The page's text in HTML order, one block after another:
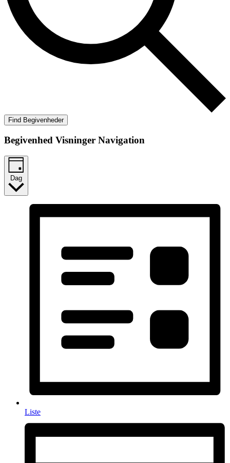
Find Begivenheder
Begivenhed Visninger Navigation
Dag
Liste